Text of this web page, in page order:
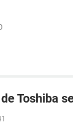
Toshiba